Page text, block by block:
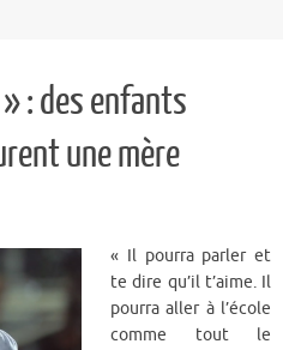
: des enfants
une mère
« Il pourra parler et
te dire qu’il t’aime. Il
pourra aller à l’école
comme tout le